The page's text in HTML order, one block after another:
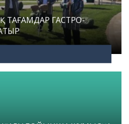
ТАҒАМДАР ГАСТРО-